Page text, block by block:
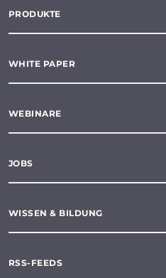
PRODUKTE
WHITE PAPER
WEBINARE
JOBS
WISSEN & BILDUNG
RSS-FEEDS